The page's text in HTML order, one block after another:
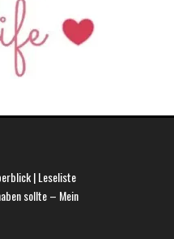
| Leseliste
sollte – Mein